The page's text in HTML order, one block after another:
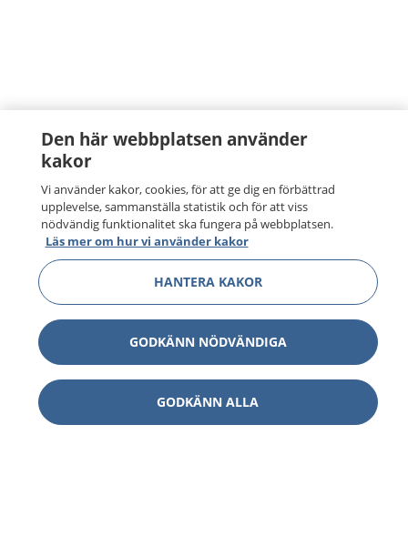
Den här webbplatsen använder
kakor
Vi använder kakor, cookies, för att ge dig en förbättrad
upplevelse, sammanställa statistik och för att viss
nödvändig funktionalitet ska fungera på webbplatsen.
Läs mer om hur vi använder kakor
HANTERA KAKOR
GODKÄNN NÖDVÄNDIGA
GODKÄNN ALLA